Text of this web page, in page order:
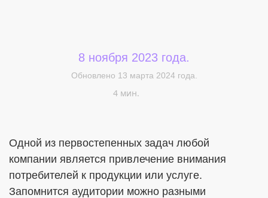
8 ноября 2023 года.
Обновлено 13 марта 2024 года.
4 мин.
Одной из первостепенных задач любой
компании является привлечение внимания
потребителей к продукции или услуге.
Запомнится аудитории можно разными